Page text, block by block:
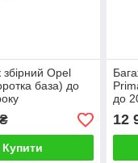
збірний Opel
база) до
Купити
до
12